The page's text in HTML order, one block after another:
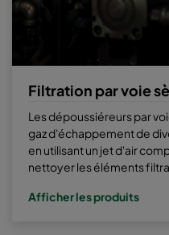
Filtration par voie
Les dépoussiéreurs par
gaz d'échappement de
en utilisant un jet d'air
nettoyer les éléments
Afficher les produits